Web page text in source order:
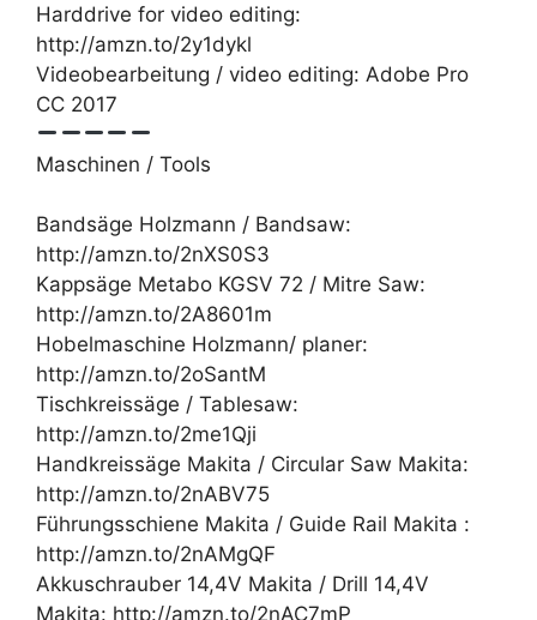
Harddrive for video editing:
http://amzn.to/2y1dykl
Videobearbeitung / video editing: Adobe Pro
CC 2017
Maschinen / Tools
Bandsäge Holzmann / Bandsaw:
http://amzn.to/2nXS0S3
Kappsäge Metabo KGSV 72 / Mitre Saw:
http://amzn.to/2A8601m
Hobelmaschine Holzmann/ planer:
http://amzn.to/2oSantM
Tischkreissäge / Tablesaw:
http://amzn.to/2me1Qji
Handkreissäge Makita / Circular Saw Makita:
http://amzn.to/2nABV75
Führungsschiene Makita / Guide Rail Makita :
http://amzn.to/2nAMgQF
Akkuschrauber 14,4V Makita / Drill 14,4V
Makita: http://amzn.to/2nAC7mP